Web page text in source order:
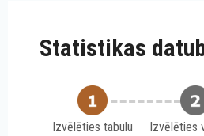
Statistikas
Izvēlēties tabulu Izvēlēties